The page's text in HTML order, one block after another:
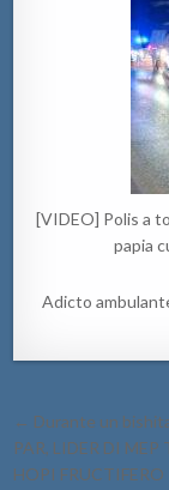
[VIDEO] Polis a
papia
Adicto
Post
navigation
← Durante un
PAR, LIDER DI
HOPI FRUCTIFERO